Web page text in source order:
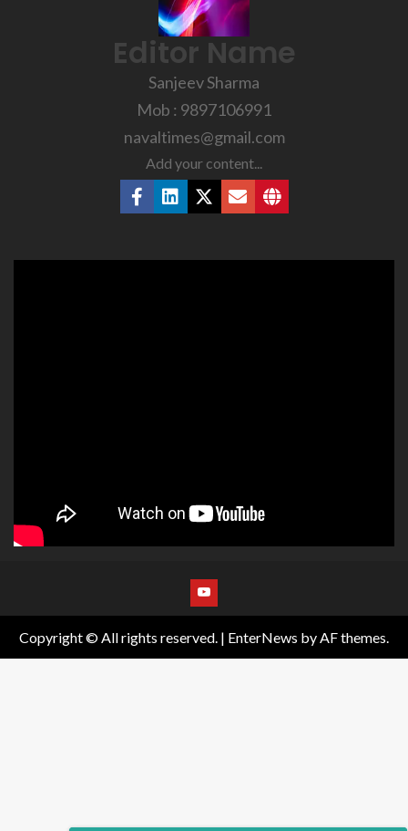
Editor Name
Sanjeev Sharma
Mob : 9897106991
navaltimes@gmail.com
Add your content...
Copyright © All rights reserved. | EnterNews by AF themes.